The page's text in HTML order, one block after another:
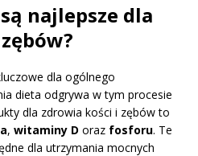
najlepsze dla
dla ogólnego
dieta odgrywa w tym procesie
dla zdrowia kości i zębów to
, witaminy D oraz fosforu. Te
dla utrzymania mocnych